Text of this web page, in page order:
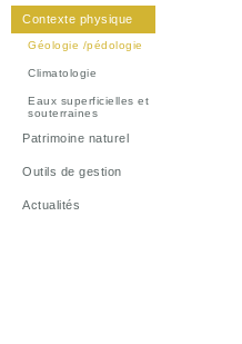
Contexte physique
Géologie /pédologie
Climatologie
Eaux superficielles et
souterraines
Patrimoine naturel
Outils de gestion
Actualités